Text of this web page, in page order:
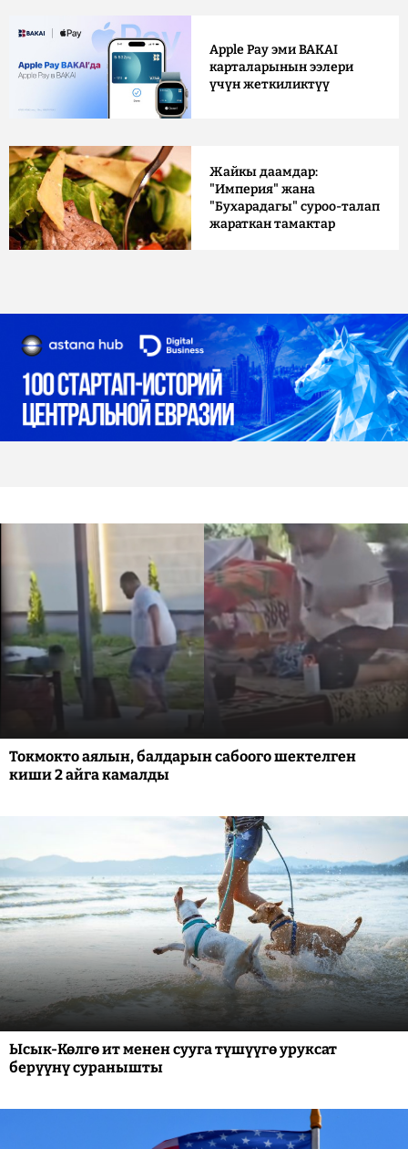
Apple Pay эми BAKAI
карталарынын ээлери
үчүн жеткиликтүү
Жайкы даамдар:
"Империя" жана
"Бухарадагы" суроо-талап
жараткан тамактар
Токмокто аялын, балдарын сабоого шектелген
киши 2 айга камалды
Ысык-Көлгө ит менен сууга түшүүгө уруксат
берүүнү суранышты